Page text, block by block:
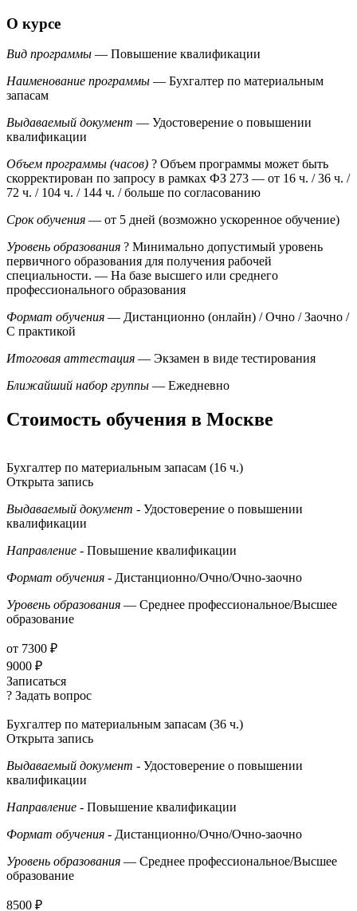
О курсе
Вид программы — Повышение квалификации
Наименование программы — Бухгалтер по материальным
запасам
Выдаваемый документ — Удостоверение о повышении
квалификации
Объем программы (часов) ? Объем программы может быть
скорректирован по запросу в рамках ФЗ 273 — от 16 ч. / 36 ч. /
72 ч. / 104 ч. / 144 ч. / больше по согласованию
Срок обучения — от 5 дней (возможно ускоренное обучение)
Уровень образования ? Минимально допустимый уровень
первичного образования для получения рабочей
специальности. — На базе высшего или среднего
профессионального образования
Формат обучения — Дистанционно (онлайн) / Очно / Заочно /
С практикой
Итоговая аттестация — Экзамен в виде тестирования
Ближайший набор группы — Ежедневно
Стоимость обучения в Москве
Бухгалтер по материальным запасам (16 ч.)
Открыта запись
Выдаваемый документ - Удостоверение о повышении
квалификации
Направление - Повышение квалификации
Формат обучения - Дистанционно/Очно/Очно-заочно
Уровень образования — Среднее профессиональное/Высшее
образование
от 7300 ₽
9000 ₽
Записаться
? Задать вопрос
Бухгалтер по материальным запасам (36 ч.)
Открыта запись
Выдаваемый документ - Удостоверение о повышении
квалификации
Направление - Повышение квалификации
Формат обучения - Дистанционно/Очно/Очно-заочно
Уровень образования — Среднее профессиональное/Высшее
образование
8500 ₽